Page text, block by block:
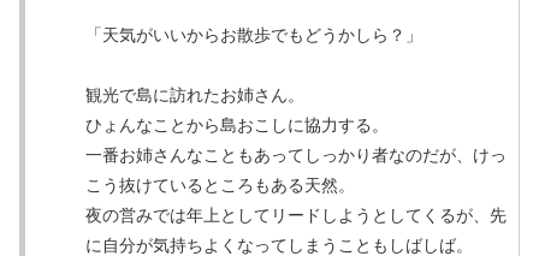
「天気がいいからお散歩でもどうかしら？」
観光で島に訪れたお姉さん。
ひょんなことから島おこしに協力する。
一番お姉さんなこともあってしっかり者なのだが、けっ
こう抜けているところもある天然。
夜の営みでは年上としてリードしようとしてくるが、先
に自分が気持ちよくなってしまうこともしばしば。